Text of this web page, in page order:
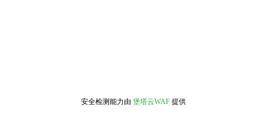
安全检测能力由 堡塔云WAF 提供